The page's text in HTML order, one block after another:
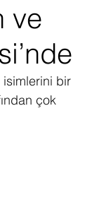
Bilgisayar Oyunları
ve
isimlerini bir
çok